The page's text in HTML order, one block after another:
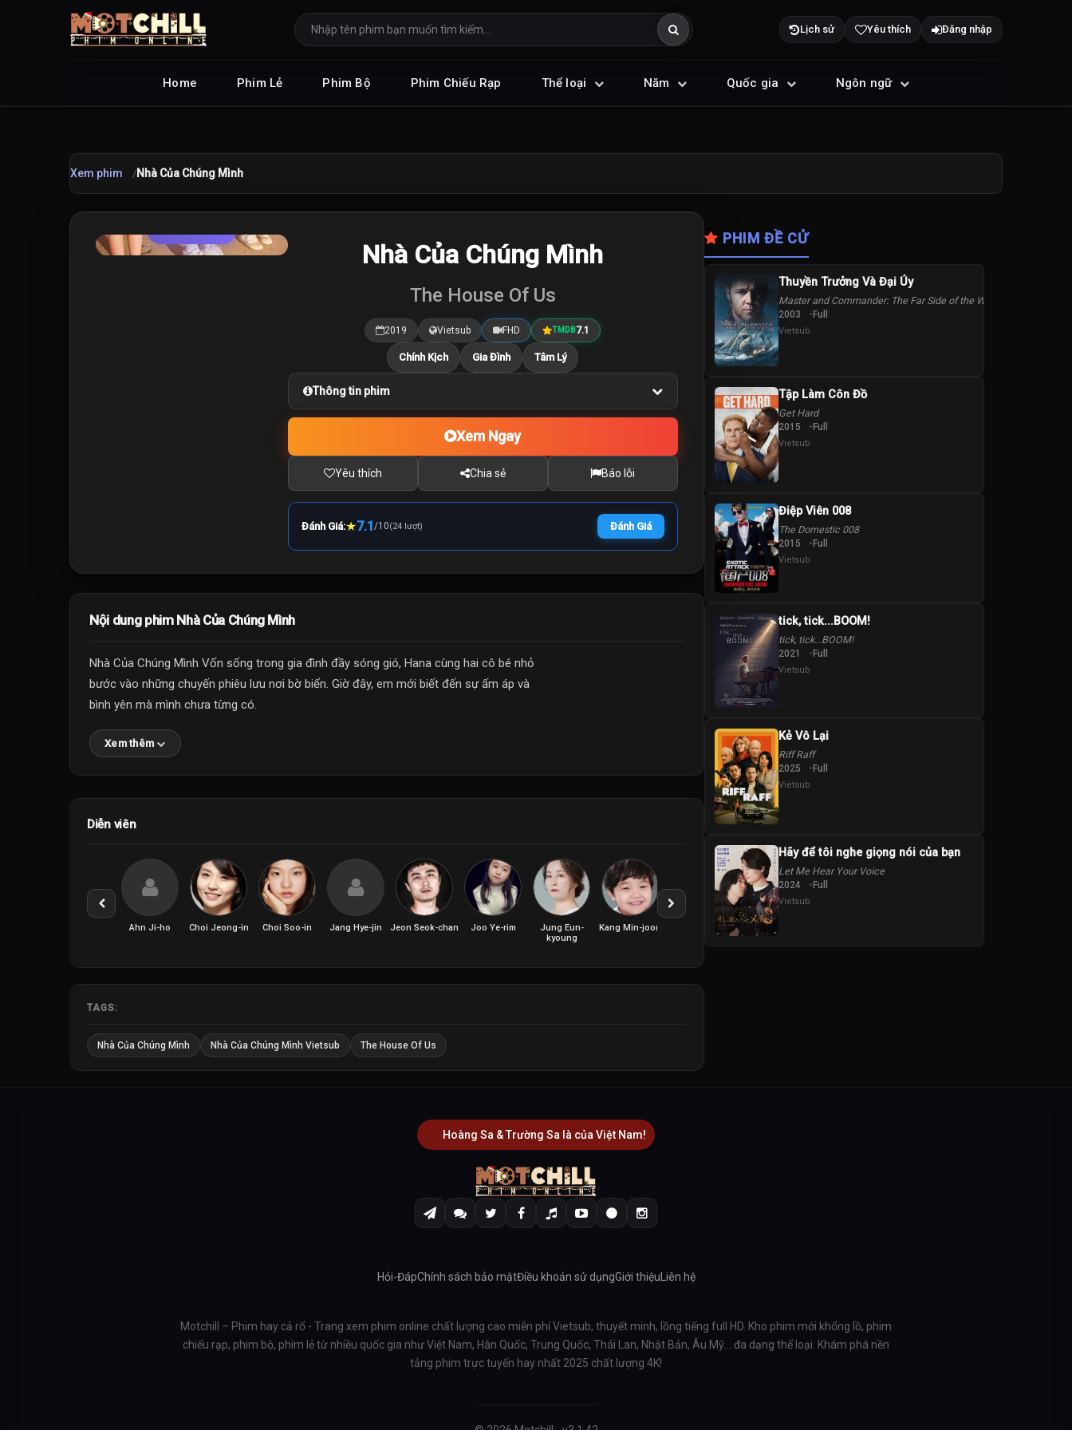
Lịch sử Yêu thích Đăng nhập
Home Phim Lẻ Phim Bộ Phim Chiếu Rạp Thể loại Năm Quốc gia Ngôn ngữ
Xem phim Nhà Của Chúng Mình
★ 7.1 /10 Nhà Của Chúng Mình
The House Of Us
2019 Vietsub FHD TMDB7.1
Chính Kịch Gia Đình Tâm Lý
Thông tin phim
Xem Ngay
Yêu thích Chia sẻ Báo lỗi
Đánh Giá:★7.1/10(24 lượt) Đánh Giá
Nội dung phim Nhà Của Chúng Mình
Nhà Của Chúng Mình Vốn sống trong gia đình đầy sóng gió, Hana cùng hai cô bé nhỏ
bước vào những chuyến phiêu lưu nơi bờ biển. Giờ đây, em mới biết đến sự ấm áp và
bình yên mà mình chưa từng có.
Xem thêm
Diễn viên
Ahn Ji-ho Choi Jeong-in Choi Soo-in Jang Hye-jin Jeon Seok-chan Joo Ye-rim
Jung Eun-
kyoung
Kang Min-joon Kim Gyeong-h Kim Han-na
TAGS:
Nhà Của Chúng Mình Nhà Của Chúng Mình Vietsub The House Of Us
PHIM ĐỀ CỬ
Thuyền Trưởng Và Đại Úy
Master and Commander: The Far Side of the World
2003 Full
Vietsub
Tập Làm Côn Đồ
Get Hard
2015 Full
Vietsub
Điệp Viên 008
The Domestic 008
2015 Full
Vietsub
tick, tick...BOOM!
tick, tick...BOOM!
2021 Full
Vietsub
Kẻ Vô Lại
Riff Raff
2025 Full
Vietsub
Hãy để tôi nghe giọng nói của bạn
Let Me Hear Your Voice
2024 Full
Vietsub
Hoàng Sa & Trường Sa là của Việt Nam!
Hỏi-ĐápChính sách bảo mậtĐiều khoản sử dụngGiới thiệuLiên hệ
Motchill – Phim hay cả rổ - Trang xem phim online chất lượng cao miễn phí Vietsub, thuyết minh, lồng tiếng full HD. Kho phim mới khổng lồ, phim
chiếu rạp, phim bộ, phim lẻ từ nhiều quốc gia như Việt Nam, Hàn Quốc, Trung Quốc, Thái Lan, Nhật Bản, Âu Mỹ… đa dạng thể loại. Khám phá nền
tảng phim trực tuyến hay nhất 2025 chất lượng 4K!